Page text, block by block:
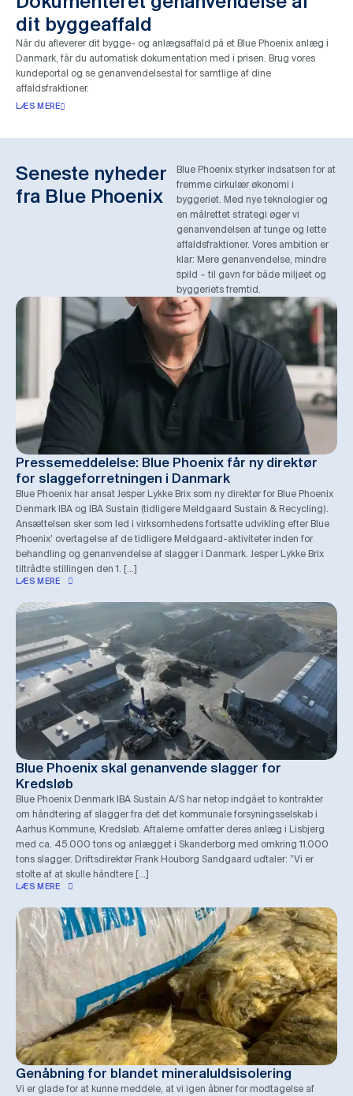
dit byggeaffald
Når du afleverer dit bygge- og anlægsaffald på et Blue Phoenix anlæg i
Danmark, får du automatisk dokumentation med i prisen. Brug vores
kundeportal og se genanvendelsestal for samtlige af dine
affaldsfraktioner.
LÆS MERE
Seneste nyheder
fra Blue Phoenix
Blue Phoenix styrker indsatsen for at
fremme cirkulær økonomi i
byggeriet. Med nye teknologier og
en målrettet strategi øger vi
genanvendelsen af tunge og lette
affaldsfraktioner. Vores ambition er
klar: Mere genanvendelse, mindre
spild – til gavn for både miljøet og
byggeriets fremtid.
Pressemeddelelse: Blue Phoenix får ny direktør
for slaggeforretningen i Danmark
Blue Phoenix har ansat Jesper Lykke Brix som ny direktør for Blue Phoenix
Denmark IBA og IBA Sustain (tidligere Meldgaard Sustain & Recycling).
Ansættelsen sker som led i virksomhedens fortsatte udvikling efter Blue
Phoenix’ overtagelse af de tidligere Meldgaard-aktiviteter inden for
behandling og genanvendelse af slagger i Danmark. Jesper Lykke Brix
tiltrådte stillingen den 1. […]
LÆS MERE
Blue Phoenix skal genanvende slagger for
Kredsløb
Blue Phoenix Denmark IBA Sustain A/S har netop indgået to kontrakter
om håndtering af slagger fra det det kommunale forsyningsselskab i
Aarhus Kommune, Kredsløb. Aftalerne omfatter deres anlæg i Lisbjerg
med ca. 45.000 tons og anlægget i Skanderborg med omkring 11.000
tons slagger. Driftsdirektør Frank Houborg Sandgaard udtaler: ”Vi er
stolte af at skulle håndtere […]
LÆS MERE
Genåbning for blandet mineraluldsisolering
Vi er glade for at kunne meddele, at vi igen åbner for modtagelse af